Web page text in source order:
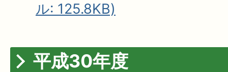
ル: 125.8KB)
平成30年度